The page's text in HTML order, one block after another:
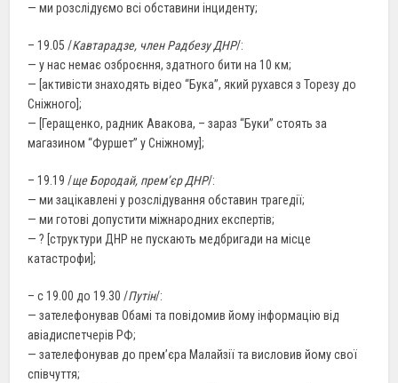
— ми розслідуємо всі обставини інциденту;
– 19.05 /Кавтарадзе, член Радбезу ДНР/:
— у нас немає озброєння, здатного бити на 10 км;
— [активісти знаходять відео “Бука”, який рухався з Торезу до
Сніжного];
— [Геращенко, радник Авакова, – зараз “Буки” стоять за
магазином “Фуршет” у Сніжному];
– 19.19 /ще Бородай, прем’єр ДНР/:
— ми зацікавлені у розслідування обставин трагедії;
— ми готові допустити міжнародних експертів;
— ? [структури ДНР не пускають медбригади на місце
катастрофи];
– с 19.00 до 19.30 /Путін/:
— зателефонував Обамі та повідомив йому інформацію від
авіадиспетчерів РФ;
— зателефонував до прем’єра Малайзії та висловив йому свої
співчуття;